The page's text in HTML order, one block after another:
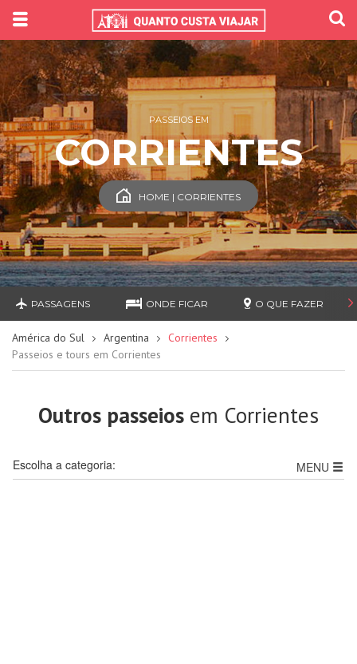
PASSEIOS EM
CORRIENTES
HOME | CORRIENTES
PASSAGENS ONDE FICAR O QUE FAZER
América do Sul Argentina
Corrientes
Passeios e tours em Corrientes
Outros passeios em Corrientes
MENU
Escolha a categoria: